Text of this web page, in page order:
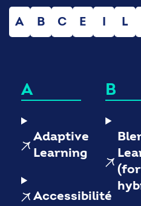
A B C E I L
A
Adaptive
Learning
Accessibilité
B